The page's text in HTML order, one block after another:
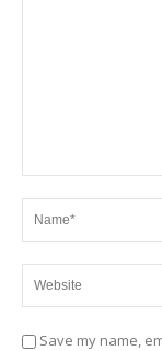
Save my name,